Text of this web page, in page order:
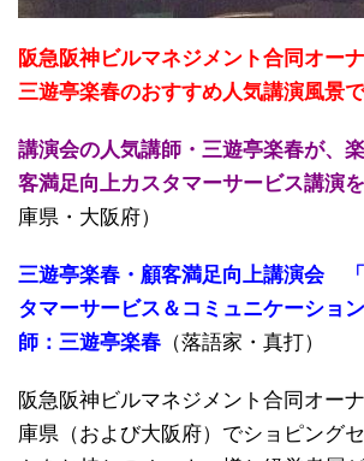
阪急阪神ビルマネジメント合同オー
三遊亭楽春のおすすめ人気講演風景で
講演会の人気講師・三遊亭楽春が、
客満足向上カスタマーサービス講演を
庫県・大阪府）
三遊亭楽春・顧客満足向上講演会
タマーサービス＆コミュニケーショ
師：三遊亭楽春 （落語家・真打）
阪急阪神ビルマネジメント合同オー
庫県（および大阪府）でショピング